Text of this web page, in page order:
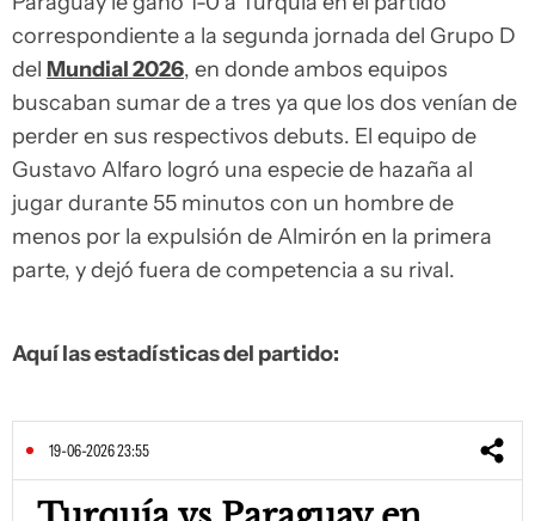
correspondiente a la segunda jornada del Grupo D
del Mundial 2026, en donde ambos equipos
buscaban sumar de a tres ya que los dos venían de
perder en sus respectivos debuts. El equipo de
Gustavo Alfaro logró una especie de hazaña al
jugar durante 55 minutos con un hombre de
menos por la expulsión de Almirón en la primera
parte, y dejó fuera de competencia a su rival.
Aquí las estadísticas del partido:
19-06-2026 23:55